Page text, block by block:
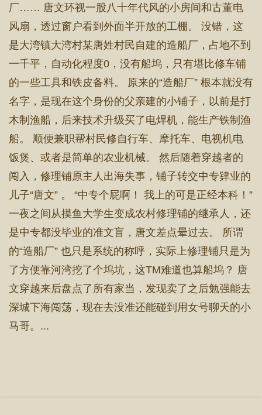
厂…… 唐文环视一股八十年代风的小房间和古董电
风扇，透过窗户看到外面半开放的工棚。 没错，这
是大湾镇大湾村某唐姓村民自建的造船厂，占地不到
一千平，自动化程度0，没有船坞，只有堪比修车铺
的一些工具和铁皮备料。 原来的“造船厂” 根本就没有
名字，是现在这个身份的父亲建的小铺子，以前是打
木制渔船，后来技术升级买了电焊机，能生产铁制渔
船。 顺便兼职帮村民修自行车、摩托车、电视机电
饭煲、或者是简单的农业机械。 然后随着穿越者的
闯入，修理铺原主人出海失事，铺子转交中专肄业的
儿子“唐文” 。 “中专个屁啊！ 我上的可是正经本科！”
一夜之间从摸鱼大学生变成农村修理铺的继承人，还
是中专都没毕业的准文盲，唐文差点晕过去。 所谓
的“造船厂” 也只是系统的称呼，实际上修理铺只是为
了方便靠河湾挖了个坞坑，这TM难道也算船坞？ 唐
文穿越来后盘点了所有家当，发现卖了之后勉强能去
深城下海闯荡，现在去没准还能碰到用女号聊天的小
马哥。...